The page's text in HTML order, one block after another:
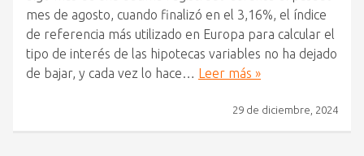
mes de agosto, cuando finalizó en el 3,16%, el índice
de referencia más utilizado en Europa para calcular el
tipo de interés de las hipotecas variables no ha dejado
de bajar, y cada vez lo hace… Leer más »
29 de diciembre, 2024